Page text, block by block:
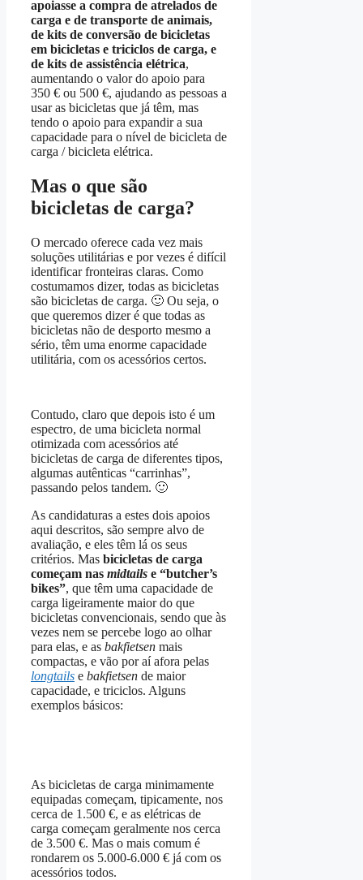
apoiasse a compra de atrelados de
carga e de transporte de animais,
de kits de conversão de bicicletas
em bicicletas e triciclos de carga, e
de kits de assistência elétrica,
aumentando o valor do apoio para
350 € ou 500 €, ajudando as pessoas a
usar as bicicletas que já têm, mas
tendo o apoio para expandir a sua
capacidade para o nível de bicicleta de
carga / bicicleta elétrica.
Mas o que são
bicicletas de carga?
O mercado oferece cada vez mais
soluções utilitárias e por vezes é difícil
identificar fronteiras claras. Como
costumamos dizer, todas as bicicletas
são bicicletas de carga. 🙂 Ou seja, o
que queremos dizer é que todas as
bicicletas não de desporto mesmo a
sério, têm uma enorme capacidade
utilitária, com os acessórios certos.
Contudo, claro que depois isto é um
espectro, de uma bicicleta normal
otimizada com acessórios até
bicicletas de carga de diferentes tipos,
algumas autênticas “carrinhas”,
passando pelos tandem. 🙂
As candidaturas a estes dois apoios
aqui descritos, são sempre alvo de
avaliação, e eles têm lá os seus
critérios. Mas bicicletas de carga
começam nas midtails e “butcher’s
bikes”, que têm uma capacidade de
carga ligeiramente maior do que
bicicletas convencionais, sendo que às
vezes nem se percebe logo ao olhar
para elas, e as bakfietsen mais
compactas, e vão por aí afora pelas
longtails e bakfietsen de maior
capacidade, e triciclos. Alguns
exemplos básicos:
As bicicletas de carga minimamente
equipadas começam, tipicamente, nos
cerca de 1.500 €, e as elétricas de
carga começam geralmente nos cerca
de 3.500 €. Mas o mais comum é
rondarem os 5.000-6.000 € já com os
acessórios todos.